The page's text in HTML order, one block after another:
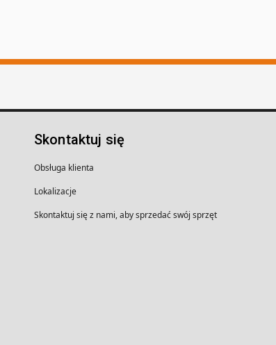
Skontaktuj się
Obsługa klienta
Lokalizacje
Skontaktuj się z nami, aby sprzedać swój sprzęt